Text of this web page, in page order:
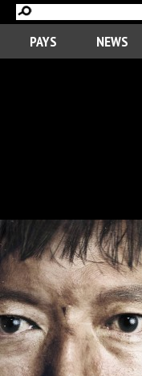
PAYS NEWS